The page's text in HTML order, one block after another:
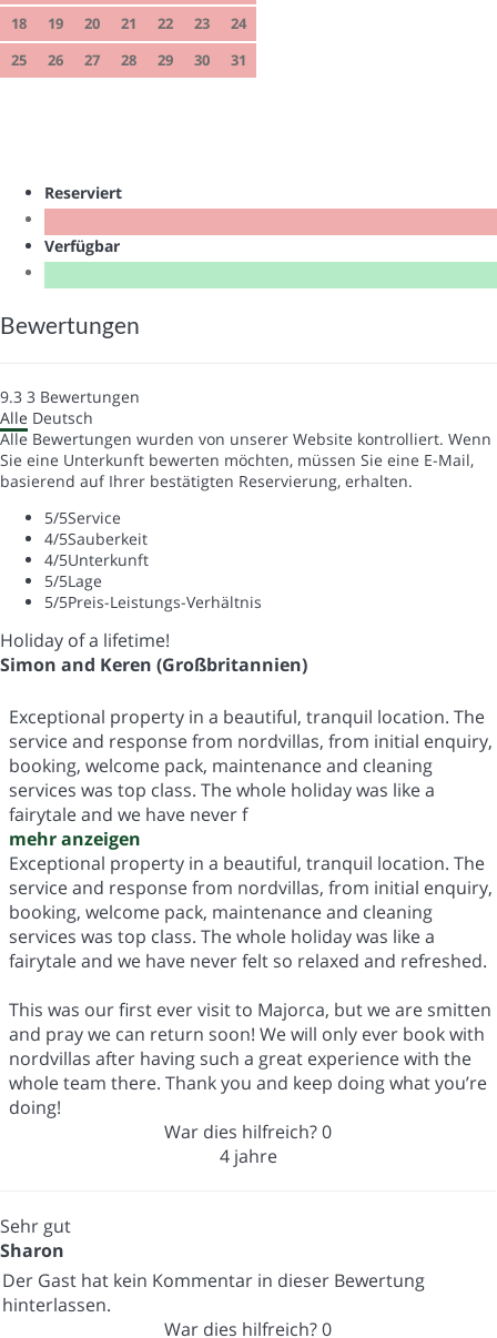
18
19 20 21 22 23
24
25
26 27 28 29 30 31
Reserviert
Verfügbar
Bewertungen
9.3 3 Bewertungen
Alle Deutsch
Alle Bewertungen wurden von unserer Website kontrolliert. Wenn
Sie eine Unterkunft bewerten möchten, müssen Sie eine E-Mail,
basierend auf Ihrer bestätigten Reservierung, erhalten.
5/5Service
4/5Sauberkeit
4/5Unterkunft
5/5Lage
5/5Preis-Leistungs-Verhältnis
Holiday of a lifetime!
Simon and Keren (Großbritannien)
Exceptional property in a beautiful, tranquil location. The
service and response from nordvillas, from initial enquiry,
booking, welcome pack, maintenance and cleaning
services was top class. The whole holiday was like a
fairytale and we have never f
mehr anzeigen
Exceptional property in a beautiful, tranquil location. The
service and response from nordvillas, from initial enquiry,
booking, welcome pack, maintenance and cleaning
services was top class. The whole holiday was like a
fairytale and we have never felt so relaxed and refreshed.
This was our first ever visit to Majorca, but we are smitten
and pray we can return soon! We will only ever book with
nordvillas after having such a great experience with the
whole team there. Thank you and keep doing what you’re
doing!
War dies hilfreich?0
4 jahre
Sehr gut
Sharon
Der Gast hat kein Kommentar in dieser Bewertung
hinterlassen.
War dies hilfreich?0